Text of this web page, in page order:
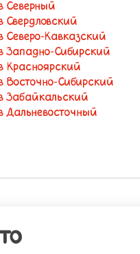
Северный
Свердловский
Северо-Кавказский
Западно-Сибирский
Красноярский
Восточно-Сибирский
Забайкальский
Дальневосточный